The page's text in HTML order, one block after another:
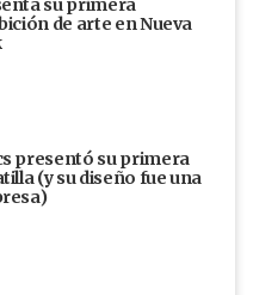
su primera
de arte en Nueva
presentó su primera
(y su diseño fue una